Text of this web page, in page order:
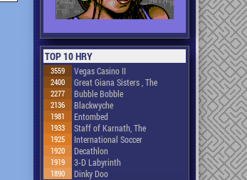
TOP 10 HRY
3559 Vegas Casino II
2400 Great Giana Sisters , The
2277 Bubble Bobble
2136 Blackwyche
1981 Entombed
1933 Staff of Karnath, The
1925 International Soccer
1920 Decathlon
1919 3-D Labyrinth
1890 Dinky Doo